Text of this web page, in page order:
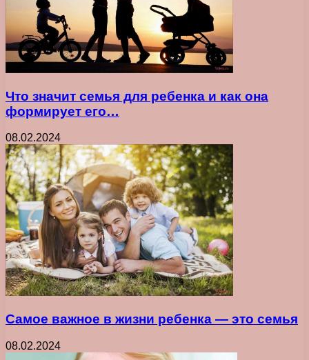
Что значит семья для ребенка и как она
формирует его…
08.02.2024
Самое важное в жизни ребенка ― это семья
08.02.2024